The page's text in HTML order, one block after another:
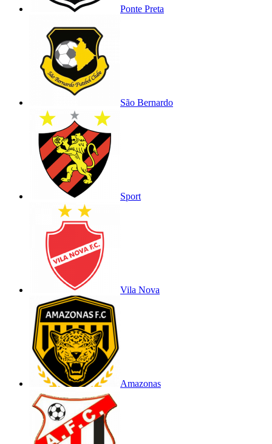
Ponte Preta
São Bernardo
Sport
Vila Nova
Amazonas